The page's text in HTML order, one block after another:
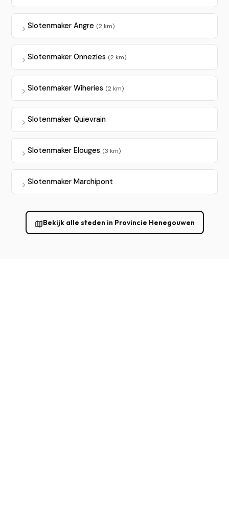
Slotenmaker Angre (2 km)
Slotenmaker Onnezies (2 km)
Slotenmaker Wiheries (2 km)
Slotenmaker Quievrain
Slotenmaker Elouges (3 km)
Slotenmaker Marchipont
Bekijk alle steden in Provincie Henegouwen